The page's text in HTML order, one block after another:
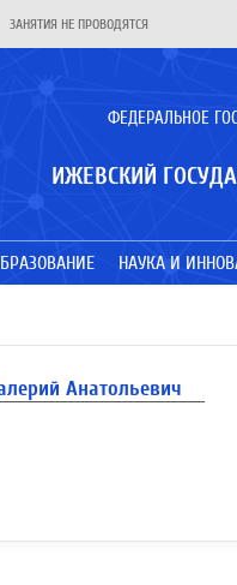
ЗАНЯТИЯ НЕ ПРОВОДЯТСЯ
ФЕДЕРАЛЬНОЕ
ИЖЕВСКИЙ
НАУКА И
Анатольевич